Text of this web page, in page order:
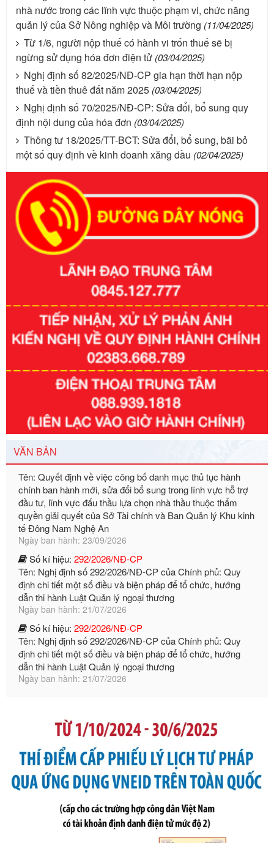
nhà nước trong các lĩnh vực thuộc phạm vi, chức năng
quản lý của Sở Nông nghiệp và Môi trường (11/04/2025)
Từ 1/6, người nộp thuế có hành vi trốn thuế sẽ bị
ngừng sử dụng hóa đơn điện tử (03/04/2025)
Nghị định số 82/2025/NĐ-CP gia hạn thời hạn nộp
thuế và tiền thuê đất năm 2025 (03/04/2025)
Nghị định số 70/2025/NĐ-CP: Sửa đổi, bổ sung quy
định nội dung của hóa đơn (03/04/2025)
Thông tư 18/2025/TT-BCT: Sửa đổi, bổ sung, bãi bỏ
một số quy định về kinh doanh xăng dầu (02/04/2025)
VĂN BẢN
Số kí hiệu:351/2025/NĐ-CP
Tên: Nghị định số 351/2025/NĐ-CP của Chính phủ: Quy
định chuẩn nghèo đa chiều quốc gia giai đoạn 2026 - 2030
Ngày ban hành: 29/12/2026
Số kí hiệu:3014/QĐ-UBND
chính ban hành mới, sửa đổi bổ sung trong lĩnh vực hỗ trợ
đầu tư, lĩnh vực đấu thầu lựa chọn nhà thầu thuộc thẩm
quyền giải quyết của Sở Tài chính và Ban Quản lý Khu kinh
tế Đông Nam Nghệ An
Ngày ban hành: 23/09/2026
Số kí hiệu:292/2026/NĐ-CP
Tên: Nghị định số 292/2026/NĐ-CP của Chính phủ: Quy
định chi tiết một số điều và biện pháp để tổ chức, hướng
dẫn thi hành Luật Quản lý ngoại thương
Ngày ban hành: 21/07/2026
Số kí hiệu:292/2026/NĐ-CP
Tên: Nghị định số 292/2026/NĐ-CP của Chính phủ: Quy
định chi tiết một số điều và biện pháp để tổ chức, hướng
dẫn thi hành Luật Quản lý ngoại thương
Ngày ban hành: 21/07/2026
Số kí hiệu:105/2026/TT-BTC
Tên: Thông tư số 105/2026/TT-BTC của Bộ Tài chính: Bãi
bỏ Thông tư số 87/2019/TT- BТC ngày 19 tháng 12 năm
Ngày ban hành: 21/07/2026
Tên: Nghị định số 291/2026/NĐ-CP của Chính phủ: Sửa
đổi, bổ sung một số điều của Nghị định số 125/2020/NĐ-СР
ngày 19 tháng 10 năm 2020 của Chính phủ quy định xử
phạt vi phạm hành chính về thuế, hóa đơn được sửa đổi, bổ
sung bởi Nghị định số 102/2021/NĐ-CP
Ngày ban hành: 20/07/2026